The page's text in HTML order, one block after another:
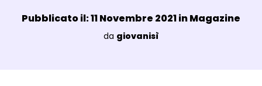
Data e ora:
Pubblicato il: 11 Novembre 2021 inMagazine
Luogo:
da giovanisì